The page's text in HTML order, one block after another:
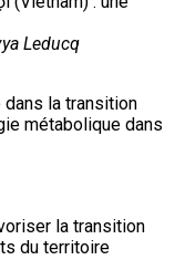
Leducq
dans la transition
métabolique dans
la transition
du territoire